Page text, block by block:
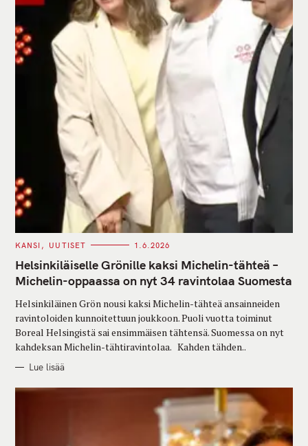
C
T
E
G
O
I
E
S
KANSI UUTISET 1.6.2026
Helsinkiläiselle Grönille kaksi Michelin-tähteä –
Michelin-oppaassa on nyt 34 ravintolaa Suomesta
Helsinkiläinen Grön nousi kaksi Michelin-tähteä ansainneiden
ravintoloiden kunnoitettuun joukkoon. Puoli vuotta toiminut
Boreal Helsingistä sai ensimmäisen tähtensä. Suomessa on nyt
kahdeksan Michelin-tähtiravintolaa. Kahden tähden..
Lue lisää